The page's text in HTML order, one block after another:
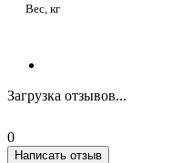
Вес, кг
Загрузка отзывов...
0
Написать отзыв